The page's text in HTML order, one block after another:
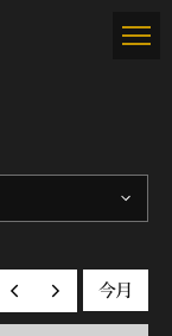
前の月へ次の月へ
今月